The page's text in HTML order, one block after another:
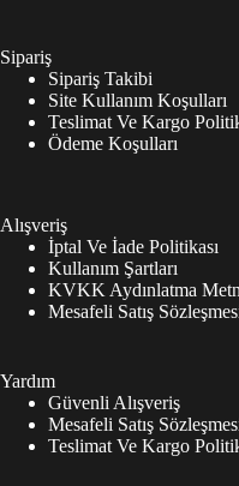
Sipariş
Sipariş Takibi
Site Kullanım Koşulları
Teslimat Ve Kargo
Ödeme Koşulları
Alışveriş
İptal Ve İade Politikası
Kullanım Şartları
KVKK Aydınlatma
Mesafeli Satış
Yardım
Güvenli Alışveriş
Mesafeli Satış
Teslimat Ve Kargo